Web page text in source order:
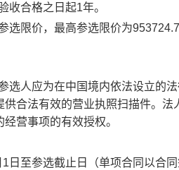
收合格之日起1年。
选限价，最高参选限价为
选人应为在中国境内依法设立的
供合法有效的营业执照扫描件。 法
营事项的有效授权。
1 日至参选截止日（单项合同以合